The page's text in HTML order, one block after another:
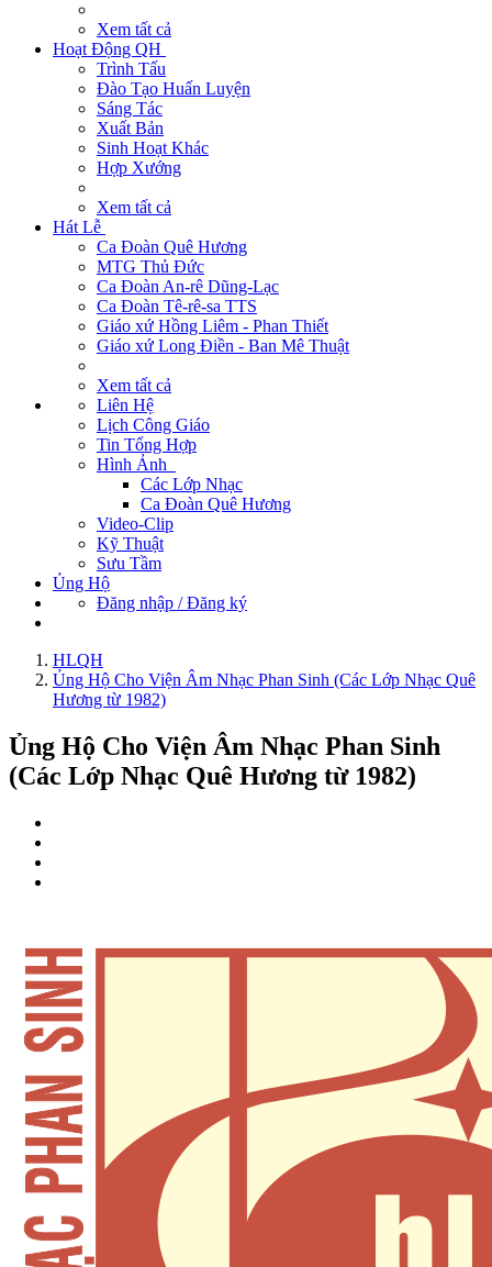
Xem tất cả
Hoạt Động QH
Trình Tấu
Đào Tạo Huấn Luyện
Sáng Tác
Xuất Bản
Sinh Hoạt Khác
Hợp Xướng
Xem tất cả
Hát Lễ
Ca Đoàn Quê Hương
MTG Thủ Đức
Ca Đoàn An-rê Dũng-Lạc
Ca Đoàn Tê-rê-sa TTS
Giáo xứ Hồng Liêm - Phan Thiết
Giáo xứ Long Điền - Ban Mê Thuật
Xem tất cả
Liên Hệ
Lịch Công Giáo
Tin Tổng Hợp
Hình Ảnh
Các Lớp Nhạc
Ca Đoàn Quê Hương
Video-Clip
Kỹ Thuật
Sưu Tầm
Ủng Hộ
Đăng nhập / Đăng ký
HLQH
Ủng Hộ Cho Viện Âm Nhạc Phan Sinh (Các Lớp Nhạc Quê
Hương từ 1982)
Ủng Hộ Cho Viện Âm Nhạc Phan Sinh
(Các Lớp Nhạc Quê Hương từ 1982)